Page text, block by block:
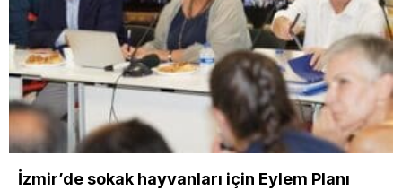
İzmir’de sokak hayvanları için Eylem Planı